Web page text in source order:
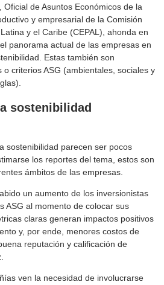
de Asuntos Económicos de la
y empresarial de la Comisión
y el Caribe (CEPAL), ahonda en
panorama actual de las empresas en
Estas también son
criterios ASG (ambientales, sociales y
sostenibilidad
sostenibilidad parecen ser pocos
los reportes del tema, estos son
ámbitos de las empresas.
un aumento de los inversionistas
ASG al momento de colocar sus
claras generan impactos positivos
y, por ende, menores costos de
reputación y calificación de
ven la necesidad de involucrarse